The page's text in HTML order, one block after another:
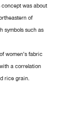
was about
of
symbols such as
women’s fabric
a correlation
rice grain.